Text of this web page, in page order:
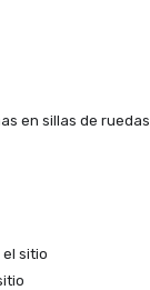
en sillas de ruedas
sitio